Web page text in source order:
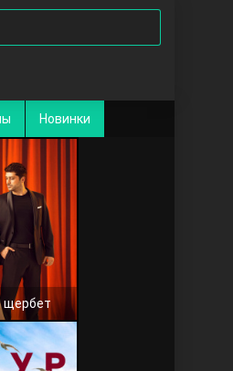
Новинки
щербет